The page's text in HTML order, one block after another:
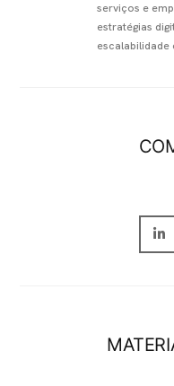
serviços e
estratégias